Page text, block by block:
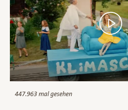
447.963 mal gesehen